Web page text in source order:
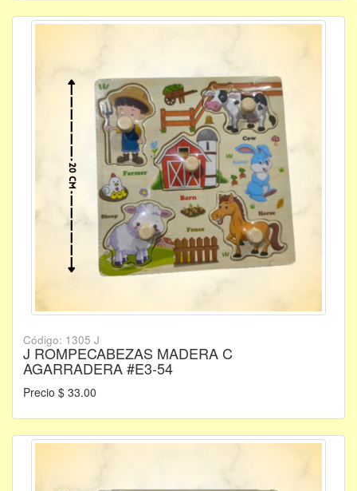
Código: 1305 J
J ROMPECABEZAS MADERA C
AGARRADERA #E3-54
Precio $ 33.00